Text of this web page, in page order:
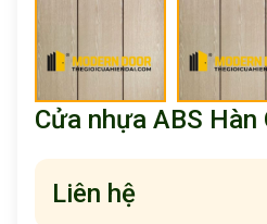
Cửa nhựa ABS
Liên hệ